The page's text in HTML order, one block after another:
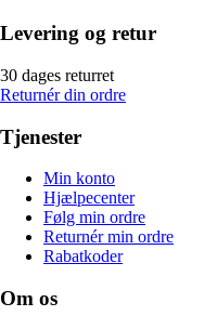
Levering og retur
30 dages returret
Returnér din ordre
Tjenester
Min konto
Hjælpecenter
Følg min ordre
Returnér min ordre
Rabatkoder
Om os